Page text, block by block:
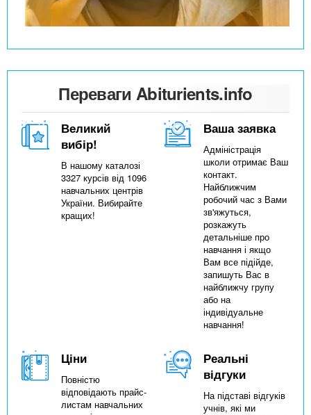
Переваги Abiturients.info
Великий
вибір!
В нашому каталозі
3327 курсів від 1096
навчальних центрів
України. Вибирайте
кращих!
Ваша заявка
Адміністрація
школи отримає Ваш
контакт.
Найближчим
робочий час з Вами
зв'яжуться,
розкажуть
детальніше про
навчання і якщо
Вам все підійде,
запишуть Вас в
найближчу групу
або на
індивідуальне
навчання!
Ціни
Повністю
відповідають прайс-
листам навчальних
Реальні
відгуки
На підставі відгуків
учнів, які ми